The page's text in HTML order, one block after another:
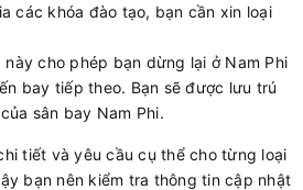
các khóa đào tạo, bạn cần xin loại
này cho phép bạn dừng lại ở Nam Phi
bay tiếp theo. Bạn sẽ được lưu trú
sân bay Nam Phi.
tiết và yêu cầu cụ thể cho từng loại
bạn nên kiểm tra thông tin cập nhật